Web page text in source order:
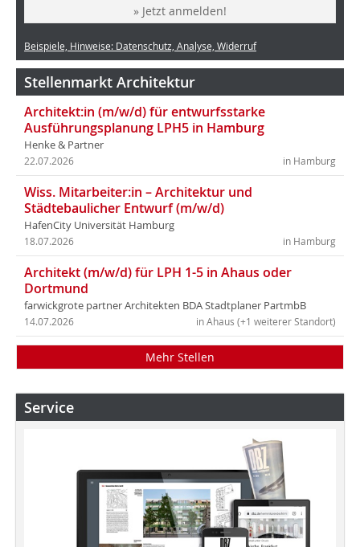
» Jetzt anmelden!
Beispiele, Hinweise: Datenschutz, Analyse, Widerruf
Stellenmarkt Architektur
Architekt:in (m/w/d) für entwurfsstarke
Ausführungsplanung LPH5 in Hamburg
Henke & Partner
in Hamburg
22.07.2026
Wiss. Mitarbeiter:in – Architektur und
Städtebaulicher Entwurf (m/w/d)
HafenCity Universität Hamburg
in Hamburg
18.07.2026
Architekt (m/w/d) für LPH 1-5 in Ahaus oder
Dortmund
farwickgrote partner Architekten BDA Stadtplaner PartmbB
in Ahaus (+1 weiterer Standort)
14.07.2026
Mehr Stellen
Service